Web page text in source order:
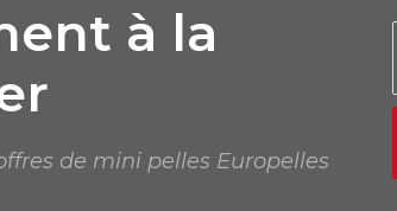
à la
de mini pelles Europelles